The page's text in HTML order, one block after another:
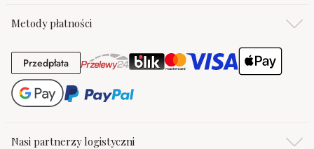
Metody płatności
PrzedpłataPrzedpłata
Nasi partnerzy logistyczni